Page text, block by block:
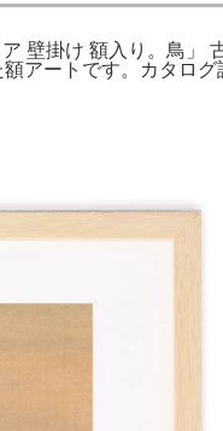
壁掛け 額入り。鳥」
アートです。カタロ